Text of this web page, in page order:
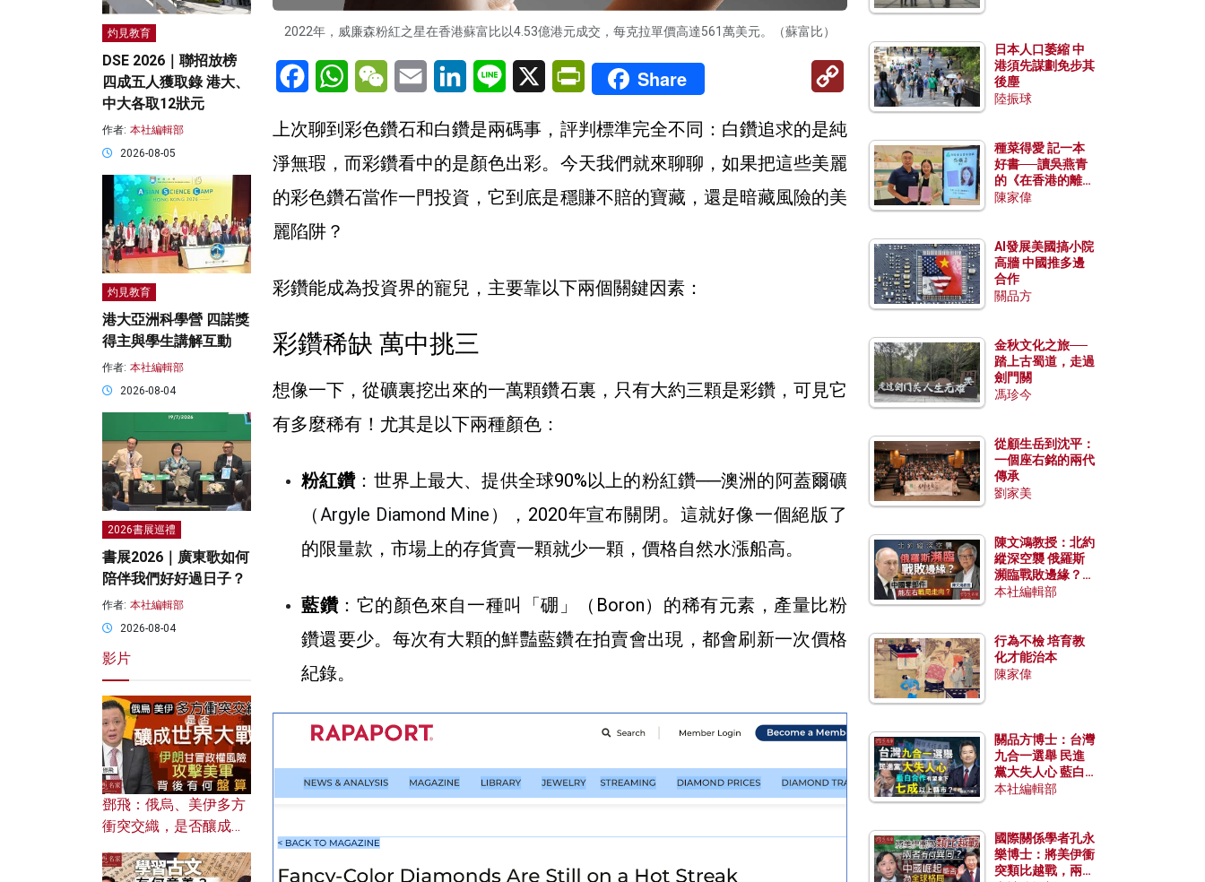
2022年，威廉森粉紅之星在香港蘇富比以4.53億港元成交，每克拉單價高達561萬美元。（蘇富比）
FacebookWhatsAppWeChatEmail LinkedInLine X PrintFriendly
Share
Copy
上次聊到彩色鑽石和白鑽是兩碼事，評判標準完全不同：白鑽追求的是純
淨無瑕，而彩鑽看中的是顏色出彩。今天我們就來聊聊，如果把這些美麗
的彩色鑽石當作一門投資，它到底是穩賺不賠的寶藏，還是暗藏風險的美
麗陷阱？
彩鑽能成為投資界的寵兒，主要靠以下兩個關鍵因素：
彩鑽稀缺 萬中挑三
想像一下，從礦裏挖出來的一萬顆鑽石裏，只有大約三顆是彩鑽，可見它
有多麼稀有！尤其是以下兩種顏色：
粉紅鑽：世界上最大、提供全球90%以上的粉紅鑽──澳洲的阿蓋爾礦
（ Argyle Diamond Mine ），2020年宣布關閉。這就好像一個絕版了
的限量款，市場上的存貨賣一顆就少一顆，價格自然水漲船高。
藍鑽：它的顏色來自一種叫「硼」（Boron）的稀有元素，產量比粉
鑽還要少。每次有大顆的鮮豔藍鑽在拍賣會出現，都會刷新一次價格
紀錄。
灼見教育
DSE 2026｜聯招放榜
四成五人獲取錄 港大、
中大各取12狀元
作者: 本社編輯部
2026-08-05
灼見教育
港大亞洲科學營 四諾獎
得主與學生講解互動
作者: 本社編輯部
2026-08-04
2026書展巡禮
書展2026｜廣東歌如何
陪伴我們好好過日子？
作者: 本社編輯部
2026-08-04
影片
鄧飛：俄烏、美伊多方
衝突交織，是否釀成世
風險攻擊美軍，背後有
日本人口萎縮 中
港須先謀劃免步其
後塵
陸振球
種菜得愛 記一本
好書──讀吳燕青
的《在香港的離島
種菜》
陳家偉
AI發展美國搞小院
高牆 中國推多邊
合作
關品方
金秋文化之旅──
踏上古蜀道，走過
劍門關
馮珍今
從顧生岳到沈平：
一個座右銘的兩代
傳承
劉家美
陳文鴻教授：北約
縱深空襲 俄羅斯
瀕臨戰敗邊緣？中
國零部件能左右戰
本社編輯部
行為不檢 培育教
化才能治本
陳家偉
關品方博士：台灣
九合一選舉 民進
黨大失人心 藍白
合作有望拿下七成
本社編輯部
國際關係學者孔永
樂博士：將美伊衝
突類比越戰，兩者